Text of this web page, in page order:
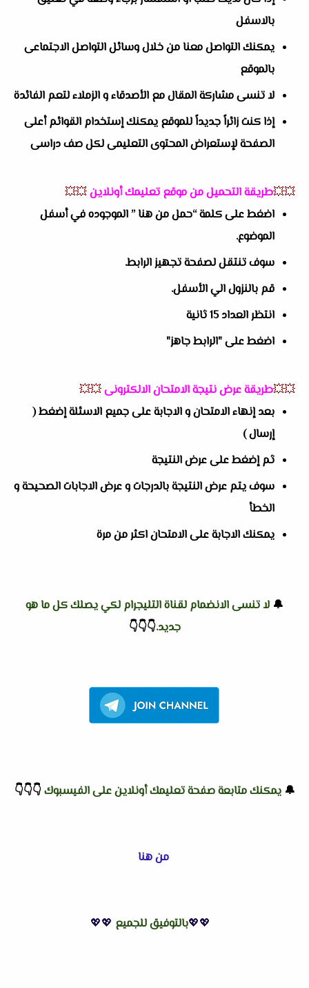
بالاسفل
يمكنك التواصل معنا من خلال وسائل التواصل الاجتماعى
بالموقع
لا تنسى مشاركة المقال مع الأصدقاء و الزملاء لتعم الفائدة
إذا كنت زائراً جديداً للموقع يمكنك إستخدام القوائم أعلى
الصفحة لإستعراض المحتوى التعليمى لكل صف دراسى
💥💥طريقة التحميل من موقع تعليمك أونلاين💥💥
اضغط على كلمة “حمل من هنا ” الموجوده في أسفل
الموضوع.
سوف تنتقل لصفحة تجهيز الرابط.
قم بالنزول الي الأسفل.
انتظر العداد 15 ثانية
اضغط على "الرابط جاهز"
💥💥طريقة عرض نتيجة الامتحان الالكترونى💥💥
بعد إنهاء الامتحان و الاجابة على جميع الاسئلة إضغط (
إرسال )
ثم إضغط على عرض النتيجة
سوف يتم عرض النتيجة بالدرجات و عرض الاجابات الصحيحة و
الخطأ
يمكنك الاجابة على الامتحان اكثر من مرة
🔔 لا تنسى الانضمام لقناة التليجرام لكي يصلك كل ما هو
جديد.👇
👇
👇
🔔يمكنك متابعة صفحة تعليمك أونلاين على الفيسبوك👇
👇
👇
من هنا
💖💖بالتوفيق للجميع 💖💖